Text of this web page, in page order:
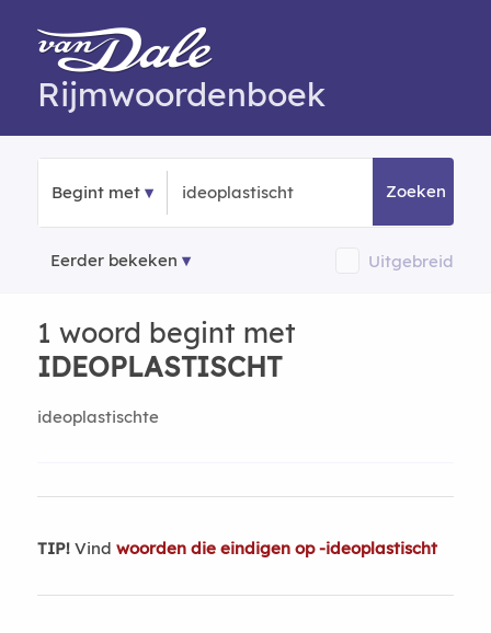
Rijmwoordenboek
Begint met Zoeken
Eerder bekeken Uitgebreid
1 woord begint met
IDEOPLASTISCHT
ideoplastischte
TIP!Vind woorden die eindigen op -ideoplastischt